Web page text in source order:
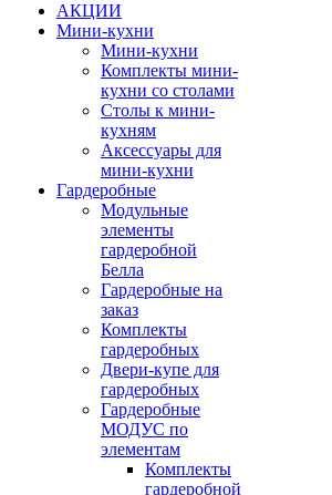
АКЦИИ
Мини-кухни
Мини-кухни
Комплекты мини-
кухни со столами
Столы к мини-
кухням
Аксессуары для
мини-кухни
Гардеробные
Модульные
элементы
гардеробной
Белла
Гардеробные на
заказ
Комплекты
гардеробных
Двери-купе для
гардеробных
Гардеробные
МОДУС по
элементам
Комплекты
гардеробной